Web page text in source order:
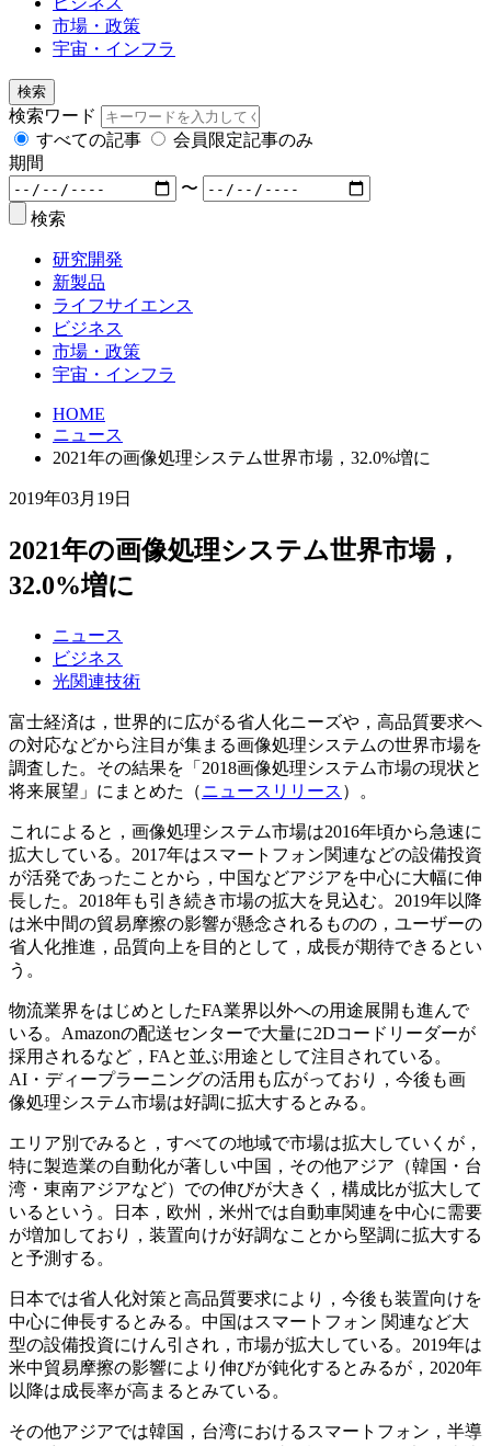
市場・政策
宇宙・インフラ
検索
検索ワード
すべての記事
会員限定記事のみ
期間
〜
検索
研究開発
新製品
ライフサイエンス
ビジネス
市場・政策
宇宙・インフラ
HOME
ニュース
2021年の画像処理システム世界市場，32.0%増に
2019年03月19日
2021年の画像処理システム世界市場，
32.0%増に
ニュース
ビジネス
光関連技術
富士経済は，世界的に広がる省人化ニーズや，高品質要求へ
の対応などから注目が集まる画像処理システムの世界市場を
調査した。その結果を「2018画像処理システム市場の現状と
将来展望」にまとめた（ニュースリリース ）。
これによると，画像処理システム市場は2016年頃から急速に
拡大している。2017年はスマートフォン関連などの設備投資
が活発であったことから，中国などアジアを中心に大幅に伸
長した。2018年も引き続き市場の拡大を見込む。2019年以降
は米中間の貿易摩擦の影響が懸念されるものの，ユーザーの
省人化推進，品質向上を目的として，成長が期待できるとい
う。
物流業界をはじめとしたFA業界以外への用途展開も進んで
いる。Amazonの配送センターで大量に2Dコードリーダーが
採用されるなど，FAと並ぶ用途として注目されている。
AI・ディープラーニングの活用も広がっており，今後も画
像処理システム市場は好調に拡大するとみる。
エリア別でみると，すべての地域で市場は拡大していくが，
特に製造業の自動化が著しい中国，その他アジア（韓国・台
湾・東南アジアなど）での伸びが大きく，構成比が拡大して
いるという。日本，欧州，米州では自動車関連を中心に需要
が増加しており，装置向けが好調なことから堅調に拡大する
と予測する。
日本では省人化対策と高品質要求により，今後も装置向けを
中心に伸長するとみる。中国はスマートフォン 関連など大
型の設備投資にけん引され，市場が拡大している。2019年は
米中貿易摩擦の影響により伸びが鈍化するとみるが，2020年
以降は成長率が高まるとみている。
その他アジアでは韓国，台湾におけるスマートフォン，半導